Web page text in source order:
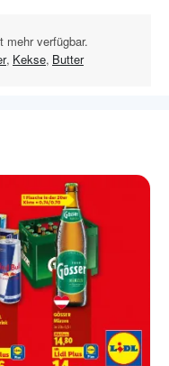
mehr verfügbar.
, Kekse, Butter